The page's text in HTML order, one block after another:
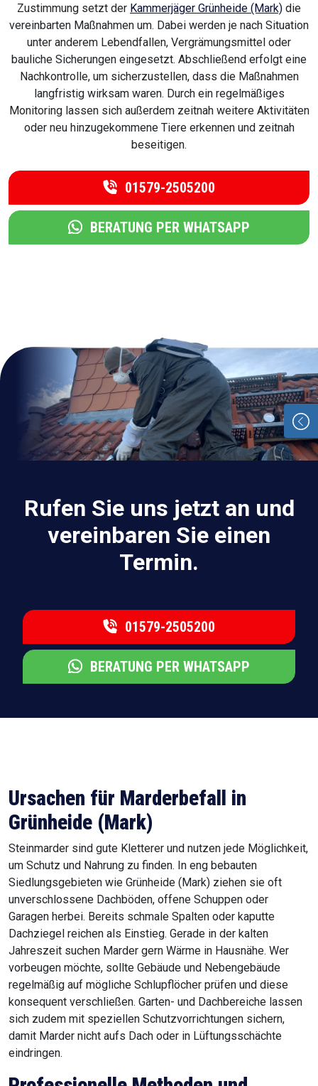
Zustimmung setzt der Kammerjäger Grünheide (Mark) die
vereinbarten Maßnahmen um. Dabei werden je nach Situation
unter anderem Lebendfallen, Vergrämungsmittel oder
bauliche Sicherungen eingesetzt. Abschließend erfolgt eine
Nachkontrolle, um sicherzustellen, dass die Maßnahmen
langfristig wirksam waren. Durch ein regelmäßiges
Monitoring lassen sich außerdem zeitnah weitere Aktivitäten
oder neu hinzugekommene Tiere erkennen und zeitnah
beseitigen.
01579-2505200
BERATUNG PER WHATSAPP
Rufen Sie uns jetzt an und
vereinbaren Sie einen
Termin.
01579-2505200
BERATUNG PER WHATSAPP
Ursachen für Marderbefall in
Grünheide (Mark)
Steinmarder sind gute Kletterer und nutzen jede Möglichkeit,
um Schutz und Nahrung zu finden. In eng bebauten
Siedlungsgebieten wie Grünheide (Mark) ziehen sie oft
unverschlossene Dachböden, offene Schuppen oder
Garagen herbei. Bereits schmale Spalten oder kaputte
Dachziegel reichen als Einstieg. Gerade in der kalten
Jahreszeit suchen Marder gern Wärme in Hausnähe. Wer
vorbeugen möchte, sollte Gebäude und Nebengebäude
regelmäßig auf mögliche Schlupflöcher prüfen und diese
konsequent verschließen. Garten- und Dachbereiche lassen
sich zudem mit speziellen Schutzvorrichtungen sichern,
damit Marder nicht aufs Dach oder in Lüftungsschächte
eindringen.